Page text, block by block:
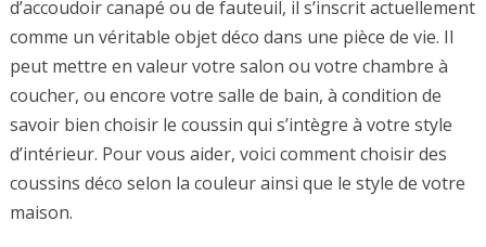
d’accoudoir canapé ou de fauteuil, il s’inscrit actuellement
comme un véritable objet déco dans une pièce de vie. Il
peut mettre en valeur votre salon ou votre chambre à
coucher, ou encore votre salle de bain, à condition de
savoir bien choisir le coussin qui s’intègre à votre style
d’intérieur. Pour vous aider, voici comment choisir des
coussins déco selon la couleur ainsi que le style de votre
maison.